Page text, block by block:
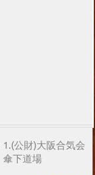
1.(公財)大阪合気会
傘下道場